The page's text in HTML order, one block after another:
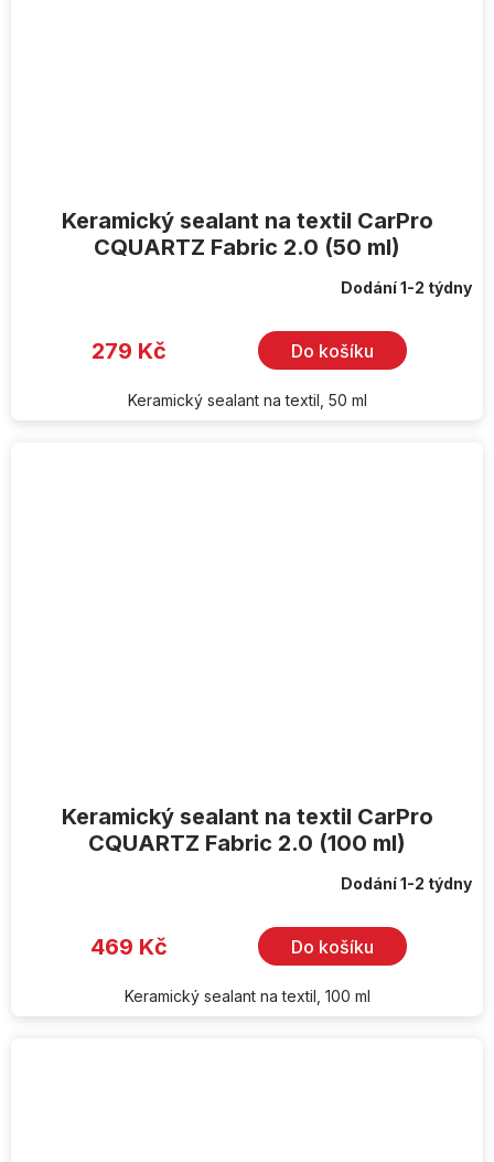
Keramický sealant na textil CarPro
CQUARTZ Fabric 2.0 (50 ml)
Dodání 1-2 týdny
279 Kč Do košíku
Keramický sealant na textil, 50 ml
Keramický sealant na textil CarPro
CQUARTZ Fabric 2.0 (100 ml)
Dodání 1-2 týdny
469 Kč Do košíku
Keramický sealant na textil, 100 ml